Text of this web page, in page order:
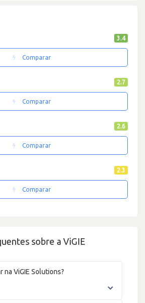
sobre a ViGIE
na ViGIE Solutions?
3.4
Comparar
2.7
Comparar
2.6
Comparar
2.3
Comparar